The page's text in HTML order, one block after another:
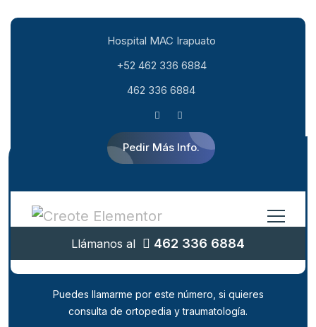
Hospital MAC Irapuato
+52 462 336 6884
462 336 6884
Pedir Más Info.
Llámanos al 462 336 6884
¿Quieres comunicarte con la
clínica de ortopedia y
Puedes llamarme por este número, si quieres
consulta de ortopedia y traumatología.